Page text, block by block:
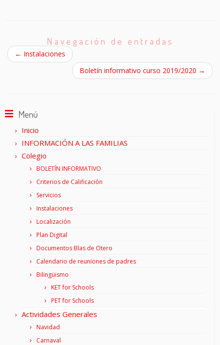
Navegación de entradas
← Instalaciones
Boletín informativo curso 2019/2020 →
Menú
Inicio
INFORMACIÓN A LAS FAMILIAS
Colegio
BOLETÍN INFORMATIVO
Criterios de Calificación
Servicios
Instalaciones
Localización
Plan Digital
Documentos Blas de Otero
Calendario de reuniones de padres
Bilingüismo
KET for Schools
PET for Schools
Actividades Generales
Navidad
Carnaval